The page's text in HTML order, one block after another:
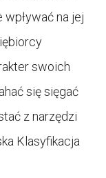
na jej
swoich
się sięgać
z narzędzi
Klasyfikacja